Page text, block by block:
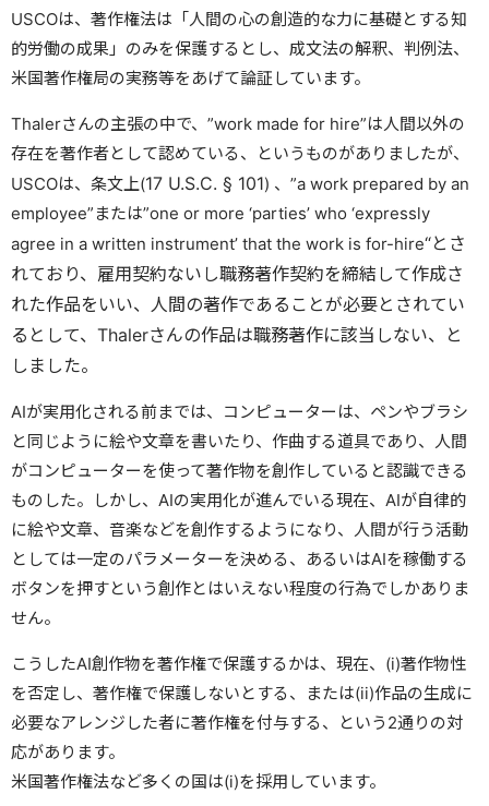
USCOは、著作権法は「人間の心の創造的な力に基礎とする知
的労働の成果」のみを保護するとし、成文法の解釈、判例法、
米国著作権局の実務等をあげて論証しています。
Thalerさんの主張の中で、”work made for hire”は人間以外の
存在を著作者として認めている、というものがありましたが、
USCOは、条文上(17 U.S.C. § 101) 、”a work prepared by an
employee”または”one or more ‘parties’ who ‘expressly
agree in a written instrument’ that the work is for-hire“とさ
れており、雇用契約ないし職務著作契約を締結して作成さ
れた作品をいい、人間の著作であることが必要とされてい
るとして、Thalerさんの作品は職務著作に該当しない、と
しました。
AIが実用化される前までは、コンピューターは、ペンやブラシ
と同じように絵や文章を書いたり、作曲する道具であり、人間
がコンピューターを使って著作物を創作していると認識できる
ものした。しかし、AIの実用化が進んでいる現在、AIが自律的
に絵や文章、音楽などを創作するようになり、人間が行う活動
としては一定のパラメーターを決める、あるいはAIを稼働する
ボタンを押すという創作とはいえない程度の行為でしかありま
せん。
こうしたAI創作物を著作権で保護するかは、現在、(i)著作物性
を否定し、著作権で保護しないとする、または(ii)作品の生成に
必要なアレンジした者に著作権を付与する、という2通りの対
応があります。
米国著作権法など多くの国は(i)を採用しています。